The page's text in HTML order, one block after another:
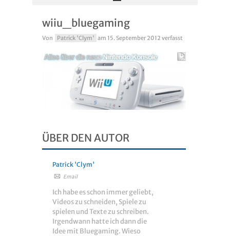
wiiu_bluegaming
Von Patrick 'Clym' am 15. September 2012 verfasst
ÜBER DEN AUTOR
Patrick 'Clym'
Email
Ich habe es schon immer geliebt,
Videos zu schneiden, Spiele zu
spielen und Texte zu schreiben.
Irgendwann hatte ich dann die
Idee mit Bluegaming. Wieso